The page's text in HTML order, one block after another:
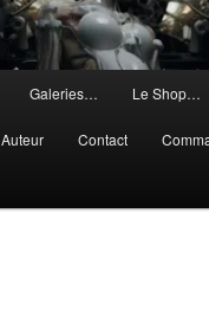
Galeries… Le Shop…
Auteur Contact